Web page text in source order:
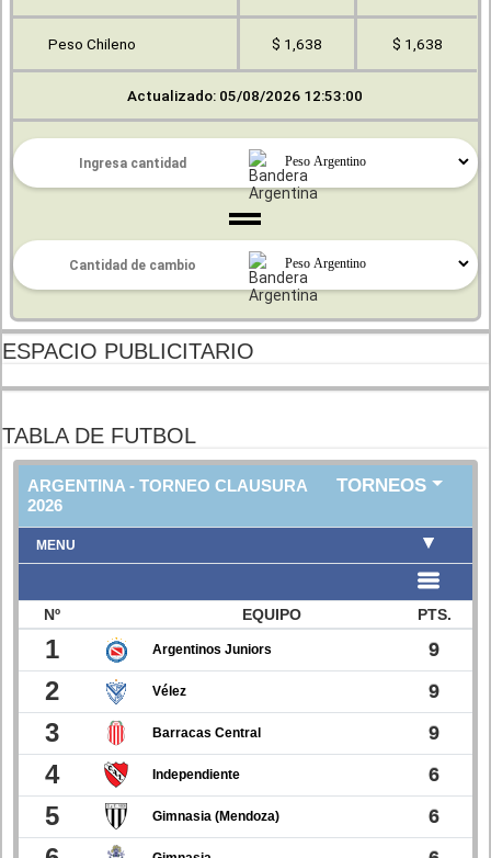
Peso Chileno $ 1,638 $ 1,638
Actualizado: 05/08/2026 12:53:00
ESPACIO PUBLICITARIO
TABLA DE FUTBOL